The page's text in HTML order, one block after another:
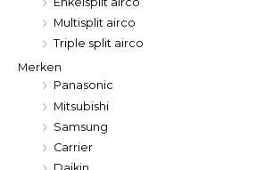
Multisplit airco
Triple split airco
Merken
Panasonic
Mitsubishi
Samsung
Carrier